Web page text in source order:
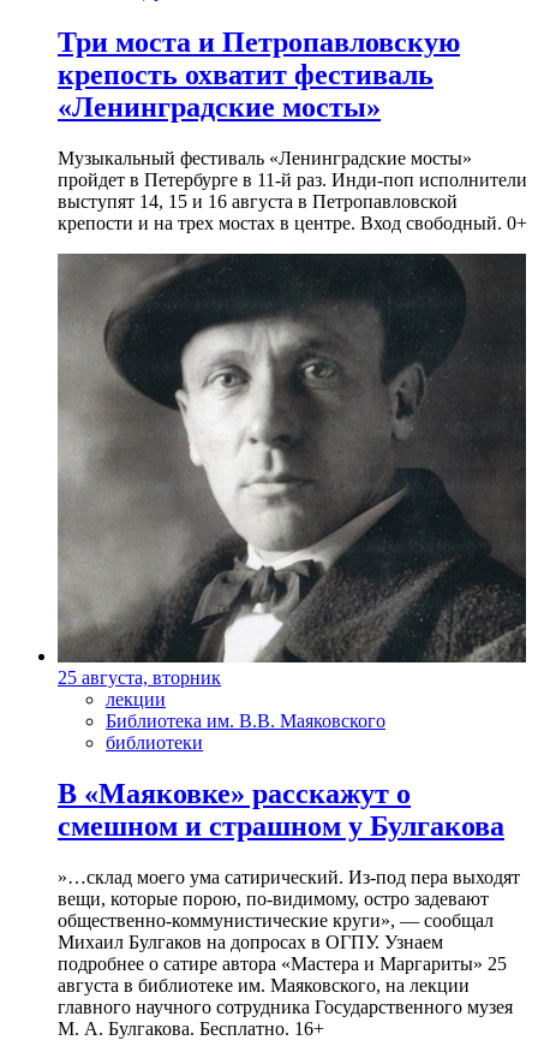
Три моста и Петропавловскую
крепость охватит фестиваль
«Ленинградские мосты»
Музыкальный фестиваль «Ленинградские мосты»
пройдет в Петербурге в 11-й раз. Инди-поп исполнители
выступят 14, 15 и 16 августа в Петропавловской
крепости и на трех мостах в центре. Вход свободный. 0+
25 августа, вторник
лекции
Библиотека им. В.В. Маяковского
библиотеки
В «Маяковке» расскажут о
смешном и страшном у Булгакова
»…склад моего ума сатирический. Из-под пера выходят
вещи, которые порою, по-видимому, остро задевают
общественно-коммунистические круги», — сообщал
Михаил Булгаков на допросах в ОГПУ. Узнаем
подробнее о сатире автора «Мастера и Маргариты» 25
августа в библиотеке им. Маяковского, на лекции
главного научного сотрудника Государственного музея
М. А. Булгакова. Бесплатно. 16+